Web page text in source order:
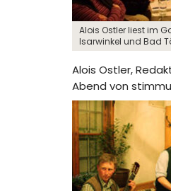
Alois Ostler liest im
Isarwinkel und Bad
Alois Ostler,
Abend von